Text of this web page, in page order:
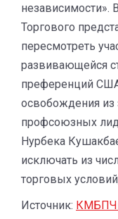
независимости».
Торгового
пересмотреть
развивающейся
преференций
освобождения
профсоюзных
Нурбека
исключать из
торговых
Источник: